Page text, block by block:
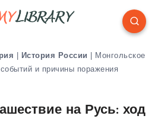
| История России | Монгольское
и причины поражения
на Русь: ход